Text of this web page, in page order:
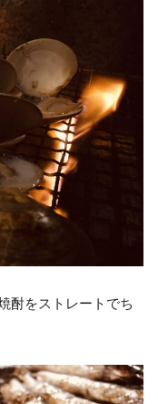
酎をストレートでち